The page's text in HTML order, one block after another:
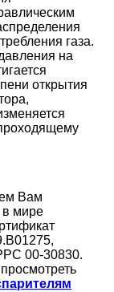
газа.
на
открытия
Вам
в мире
00-30830.